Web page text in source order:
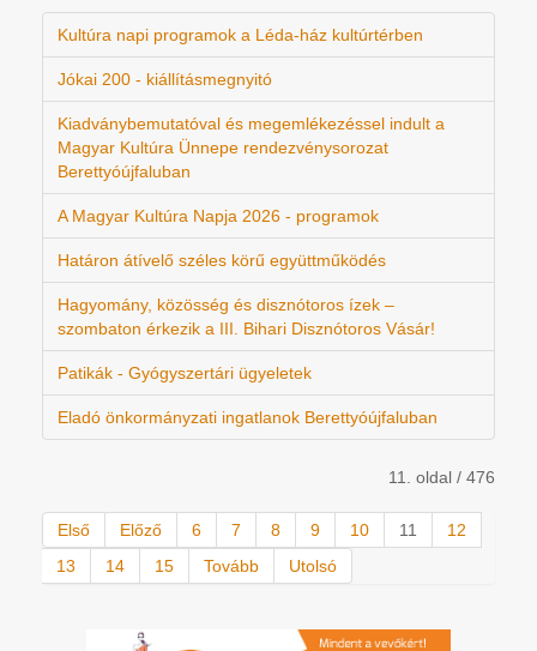
Kultúra napi programok a Léda-ház kultúrtérben
Jókai 200 - kiállításmegnyitó
Kiadványbemutatóval és megemlékezéssel indult a
Magyar Kultúra Ünnepe rendezvénysorozat
Berettyóújfaluban
A Magyar Kultúra Napja 2026 - programok
Határon átívelő széles körű együttműködés
Hagyomány, közösség és disznótoros ízek –
szombaton érkezik a III. Bihari Disznótoros Vásár!
Patikák - Gyógyszertári ügyeletek
Eladó önkormányzati ingatlanok Berettyóújfaluban
11. oldal / 476
Első Előző 6 7 8 9 10 11
12
13
14 15 Tovább Utolsó